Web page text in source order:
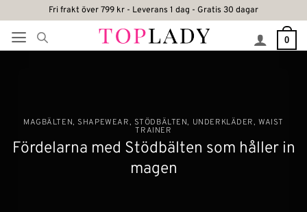
content
Fri frakt över 799 kr - Leverans 1 dag - Gratis 30 dagar
0
MAGBÄLTEN, SHAPEWEAR, STÖDBÄLTEN, UNDERKLÄDER,WAIST
TRAINER
Fördelarna med Stödbälten som håller in
magen